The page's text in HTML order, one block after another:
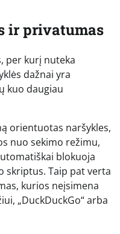
ir privatumas
per kurį nuteka
dažnai yra
kuo daugiau
orientuotas naršykles,
nuo sekimo režimu,
blokuoja
skriptus. Taip pat verta
kurios neįsimena
„DuckDuckGo“ arba